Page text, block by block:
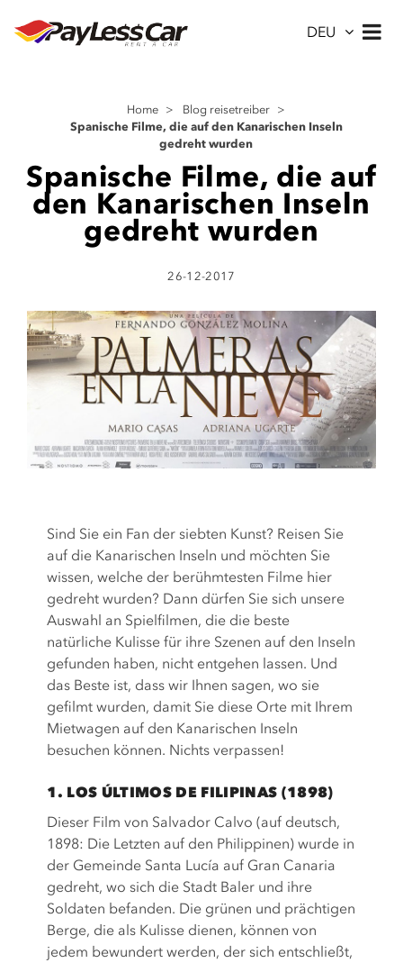
DEU
Home > Blog reisetreiber >
Spanische Filme, die auf den Kanarischen Inseln
gedreht wurden
Spanische Filme, die auf
den Kanarischen Inseln
gedreht wurden
26-12-2017
Sind Sie ein Fan der siebten Kunst? Reisen Sie
auf die Kanarischen Inseln und möchten Sie
wissen, welche der berühmtesten Filme hier
gedreht wurden? Dann dürfen Sie sich unsere
Auswahl an Spielfilmen, die die beste
natürliche Kulisse für ihre Szenen auf den Inseln
gefunden haben, nicht entgehen lassen. Und
das Beste ist, dass wir Ihnen sagen, wo sie
gefilmt wurden, damit Sie diese Orte mit Ihrem
Mietwagen auf den Kanarischen Inseln
besuchen können. Nichts verpassen!
1. LOS ÚLTIMOS DE FILIPINAS (1898)
Dieser Film von Salvador Calvo (auf deutsch,
1898: Die Letzten auf den Philippinen) wurde in
der Gemeinde Santa Lucía auf Gran Canaria
gedreht, wo sich die Stadt Baler und ihre
Soldaten befanden. Die grünen und prächtigen
Berge, die als Kulisse dienen, können von
jedem bewundert werden, der sich entschließt,